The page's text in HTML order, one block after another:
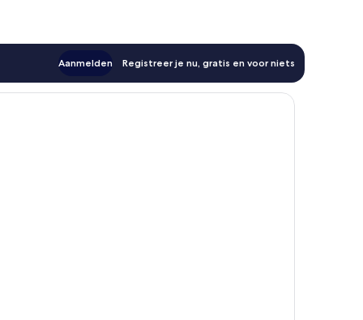
Aanmelden Registreer je nu, gratis en voor niets